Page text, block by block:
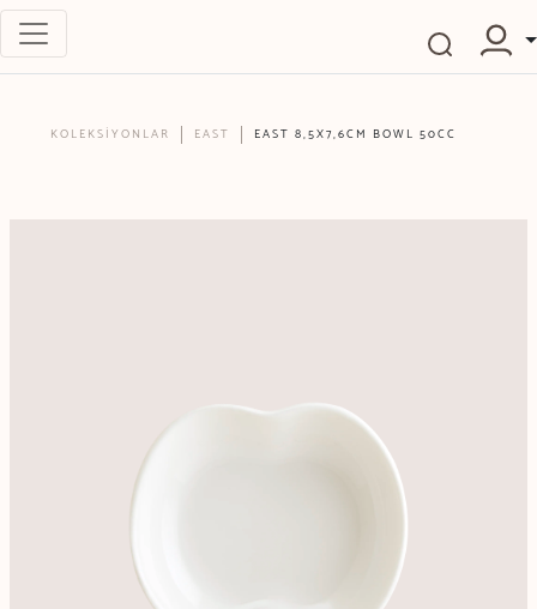
KOLEKSİYONLAR EAST EAST 8,5X7,6CM BOWL 50CC